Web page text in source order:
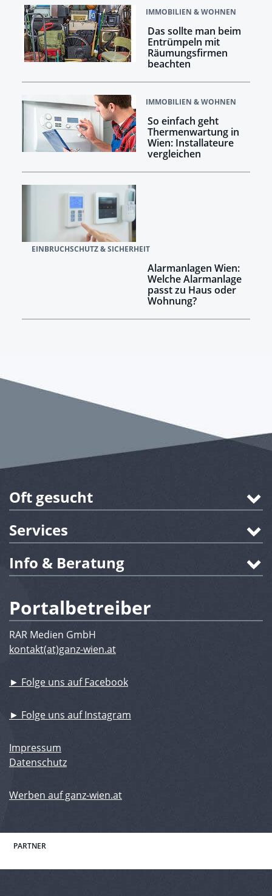
IMMOBILIEN & WOHNEN
Das sollte man beim
Entrümpeln mit
Räumungsfirmen
beachten
IMMOBILIEN & WOHNEN
So einfach geht
Thermenwartung in
Wien: Installateure
vergleichen
EINBRUCHSCHUTZ & SICHERHEIT
Alarmanlagen Wien:
Welche Alarmanlage
passt zu Haus oder
Wohnung?
Oft gesucht
Services
Info & Beratung
Portalbetreiber
RAR Medien GmbH
kontakt(at)ganz-wien.at
► Folge uns auf Facebook
► Folge uns auf Instagram
Impressum
Datenschutz
Werben auf ganz-wien.at
PARTNER